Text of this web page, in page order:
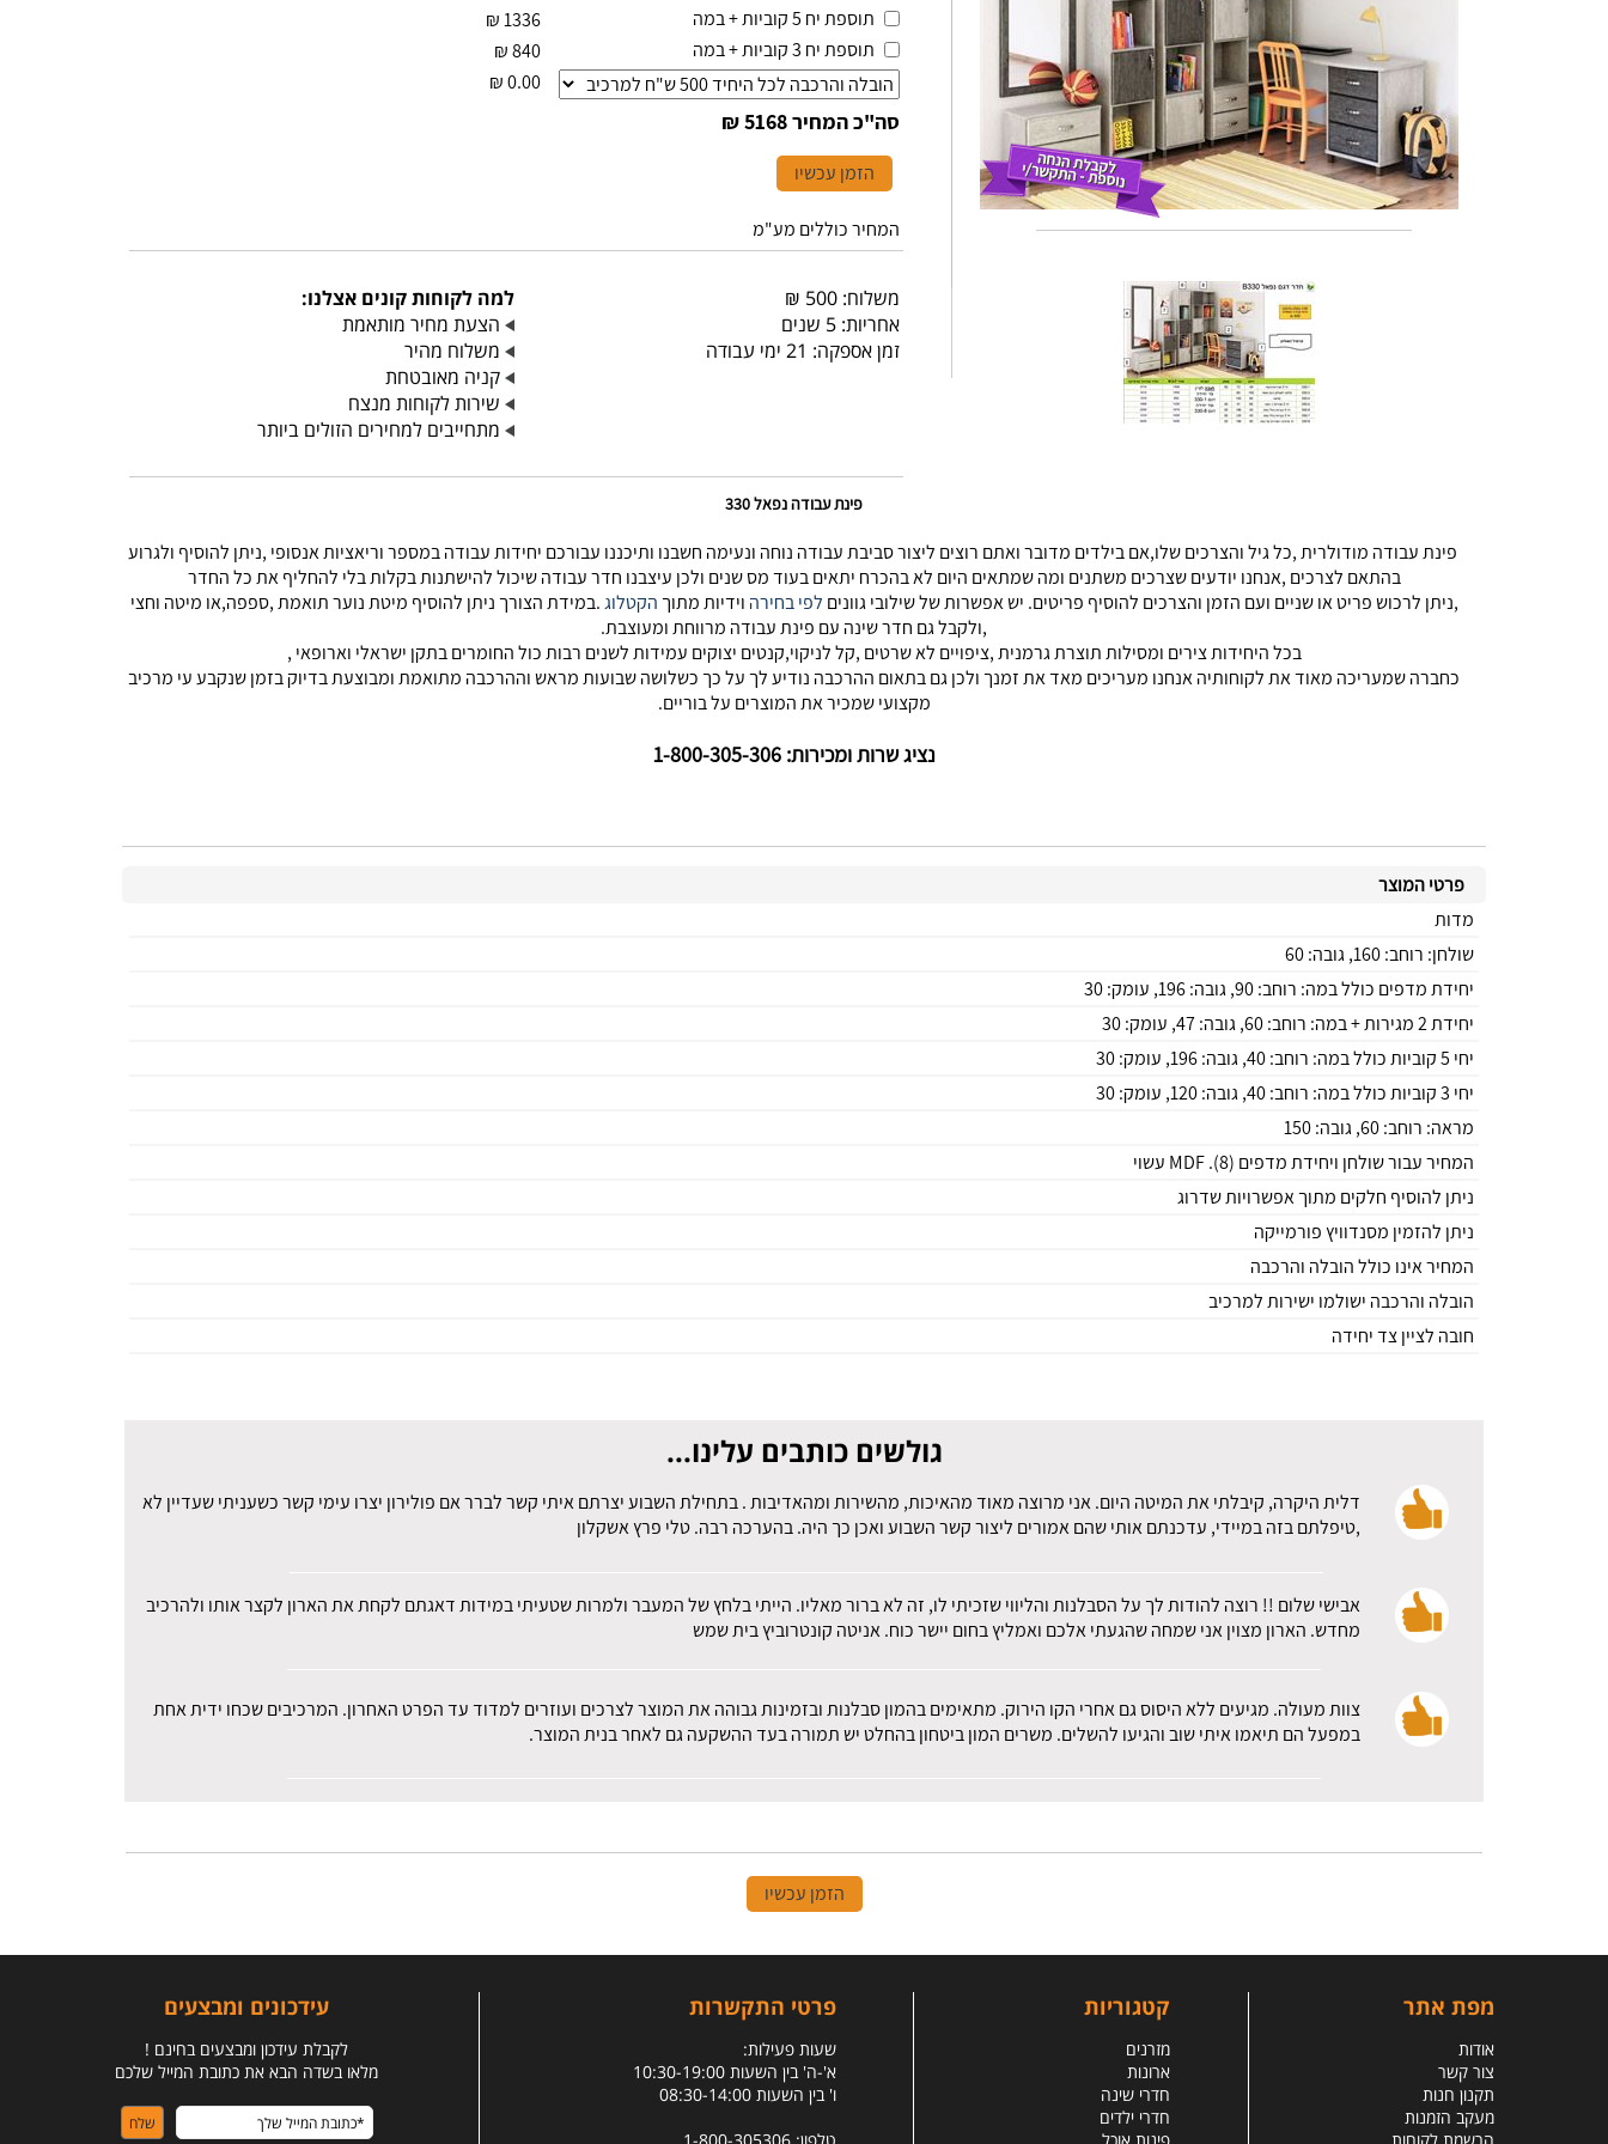
תוספת יח 5 קוביות + במה
1336
₪
תוספת יח 3 קוביות + במה
840
₪
0.00
₪
סה"כ המחיר5168 ₪
הזמן עכשיו
המחיר כוללים מע"מ
משלוח: 500 ₪
אחריות: 5 שנים
זמן אספקה: 21 ימי עבודה
למה לקוחות קונים אצלנו:
הצעת מחיר מותאמת
משלוח מהיר
קניה מאובטחת
שירות לקוחות מנצח
מתחייבים למחירים הזולים ביותר
פינת עבודה נפאל 330
פינת עבודה מודולרית ,כל גיל והצרכים שלו,אם בילדים מדובר ואתם רוצים ליצור סביבת עבודה נוחה ונעימה חשבנו ותיכננו עבורכם יחידות עבודה במספר וריאציות אנסופי ,ניתן להוסיף ולגרוע
בהתאם לצרכים ,אנחנו יודעים שצרכים משתנים ומה שמתאים היום לא בהכרח יתאים בעוד מס שנים ולכן עיצבנו חדר עבודה שיכול להישתנות בקלות בלי להחליף את כל החדר
,ניתן לרכוש פריט או שניים ועם הזמן והצרכים להוסיף פריטים. יש אפשרות של שילובי גוונים לפי בחירה וידיות מתוךהקטלוג.במידת הצורך ניתן להוסיף מיטת נוער תואמת ,ספפה,או מיטה וחצי
,ולקבל גם חדר שינה עם פינת עבודה מרווחת ומעוצבת.
בכל היחידות צירים ומסילות תוצרת גרמנית ,ציפויים לא שרטים ,קל לניקוי,קנטים יצוקים עמידות לשנים רבות כול החומרים בתקן ישראלי וארופאי ,
כחברה שמעריכה מאוד את לקוחותיה אנחנו מעריכים מאד את זמנך ולכן גם בתאום ההרכבה נודיע לך על כך כשלושה שבועות מראש וההרכבה מתואמת ומבוצעת בדיוק בזמן שנקבע עי מרכיב
מקצועי שמכיר את המוצרים על בוריים.
נציג שרות ומכירות: 1-800-305-306
פרטי המוצר
מדות
שולחן: רוחב: 160, גובה: 60
יחידת מדפים כולל במה: רוחב: 90, גובה: 196, עומק: 30
יחידת 2 מגירות + במה: רוחב: 60, גובה: 47, עומק: 30
יחי 5 קוביות כולל במה: רוחב: 40, גובה: 196, עומק: 30
יחי 3 קוביות כולל במה: רוחב: 40, גובה: 120, עומק: 30
מראה: רוחב: 60, גובה: 150
המחיר עבור שולחן ויחידת מדפים (8). MDF עשוי
ניתן להוסיף חלקים מתוך אפשרויות שדרוג
ניתן להזמין מסנדוויץ פורמייקה
המחיר אינו כולל הובלה והרכבה
הובלה והרכבה ישולמו ישירות למרכיב
חובה לציין צד יחידה
גולשים כותבים עלינו...
דלית היקרה, קיבלתי את המיטה היום. אני מרוצה מאוד מהאיכות, מהשירות ומהאדיבות . בתחילת השבוע יצרתם איתי קשר לברר אם פולירון יצרו עימי קשר כשעניתי שעדיין לא
,טיפלתם בזה במיידי, עדכנתם אותי שהם אמורים ליצור קשר השבוע ואכן כך היה. בהערכה רבה. טלי פרץ אשקלון
אבישי שלום !! רוצה להודות לך על הסבלנות והליווי שזכיתי לו, זה לא ברור מאליו. הייתי בלחץ של המעבר ולמרות שטעיתי במידות דאגתם לקחת את הארון לקצר אותו ולהרכיב
מחדש. הארון מצוין אני שמחה שהגעתי אלכם ואמליץ בחום יישר כוח. אניטה קונטרוביץ בית שמש
צוות מעולה. מגיעים ללא היסוס גם אחרי הקו הירוק. מתאימים בהמון סבלנות ובזמינות גבוהה את המוצר לצרכים ועוזרים למדוד עד הפרט האחרון. המרכיבים שכחו ידית אחת
במפעל הם תיאמו איתי שוב והגיעו להשלים. משרים המון ביטחון בהחלט יש תמורה בעד ההשקעה גם לאחר בנית המוצר.
הזמן עכשיו
מפת אתר
אודות
צור קשר
תקנון חנות
מעקב הזמנות
קטגוריות
מזרנים
ארונות
חדרי שינה
חדרי ילדים
פרטי התקשרות
שעות פעילות:
א'-ה' בין השעות 10:30-19:00
ו' בין השעות 08:30-14:00
עידכונים ומבצעים
לקבלת עידכון ומבצעים בחינם !
מלאו בשדה הבא את כתובת המייל שלכם